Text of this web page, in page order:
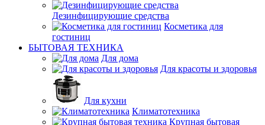
Дезинфицирующие средства
Косметика для
гостиниц
БЫТОВАЯ ТЕХНИКА
Для дома
Для красоты и здоровья
Для кухни
Климатотехника
Крупная бытовая